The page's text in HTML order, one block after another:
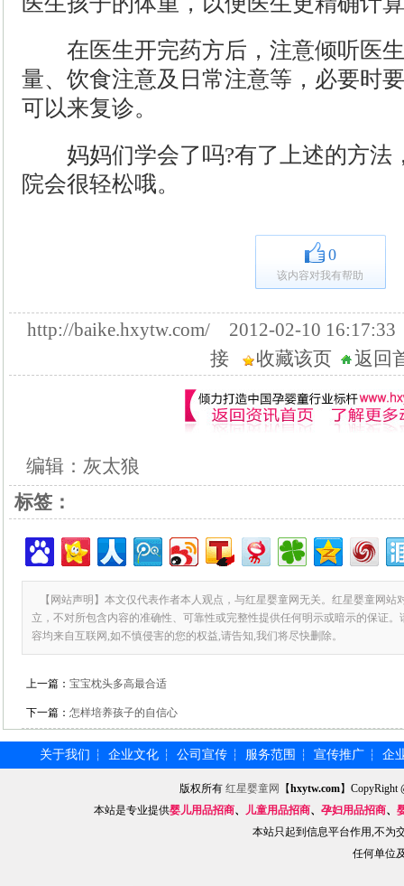
在医生开完药方后，注意倾听医生
量、饮食注意及日常注意等，必要时
可以来复诊。
妈妈们学会了吗?有了上述的方法
院会很轻松哦。
0
该内容对我有帮助
http://baike.hxytw.com/ 2012-02-10
接
收藏该页 返回
编辑：灰太狼
标签：
【网站声明】本文仅代表作者本人观点，与红星婴童网无关。红星婴童网站
立，不对所包含内容的准确性、可靠性或完整性提供任何明示或暗示的保证
容均来自互联网,如不慎侵害的您的权益,请告知,我们将尽快删除。
上一篇： 宝宝枕头多高最合适
下一篇： 怎样培养孩子的自信心
关于我们 ┆ 企业文化 ┆ 公司宣传 ┆ 服务范围 ┆ 宣传推广 ┆ 企
版权所有 红星婴童网 【hxytw.com】CopyRight
本站是专业提供婴儿用品招商、 儿童用品招商、 孕妇用品招商、
本站只起到信息平台作用,不为
任何单位